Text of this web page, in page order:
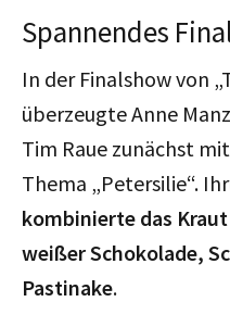
Spannendes
In der Finalshow von
überzeugte Anne
Tim Raue zunächst
Thema „Petersilie“.
kombinierte das
weißer Schokolade,
Pastinake.